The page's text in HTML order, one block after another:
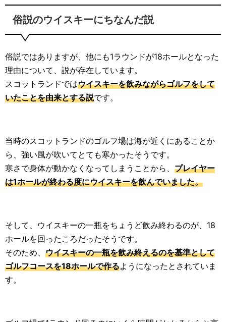
俗説のウイスキーにちなんだ説
俗説ではありますが、他にも1ラウンドが18ホールとなった
理由について、説が存在しています。
スコットランドではウイスキーを飲みながらゴルフをして
いたことを由来とする説です。
当時のスコットランドのゴルフ場は海が近くにあることか
ら、強い風が吹いてとても寒かったそうです。
寒さで身体が動かなくなってしまうことから、 プレイヤー
は1ホールが終わる度にウイスキーを飲んでいました。
そして、ウイスキーの一瓶をちょうど飲み終わるのが、18
ホールを回ったころだったそうです。
そのため、 ウイスキーの一瓶を飲み終えるのを基準として
ゴルフコースを18ホールで作るようになったとされていま
す。